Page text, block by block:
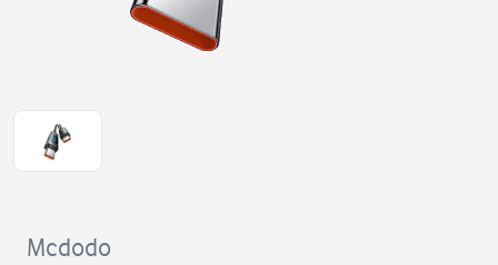
Mcdodo